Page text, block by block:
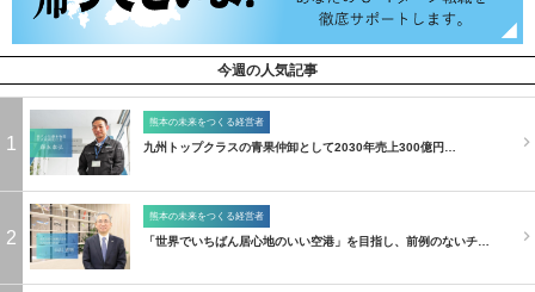
今週の人気記事
1
熊本の未来をつくる経営者
九州トップクラスの青果仲卸として2030年売上300億円…
2
熊本の未来をつくる経営者
「世界でいちばん居心地のいい空港」を目指し、前例のないチ…